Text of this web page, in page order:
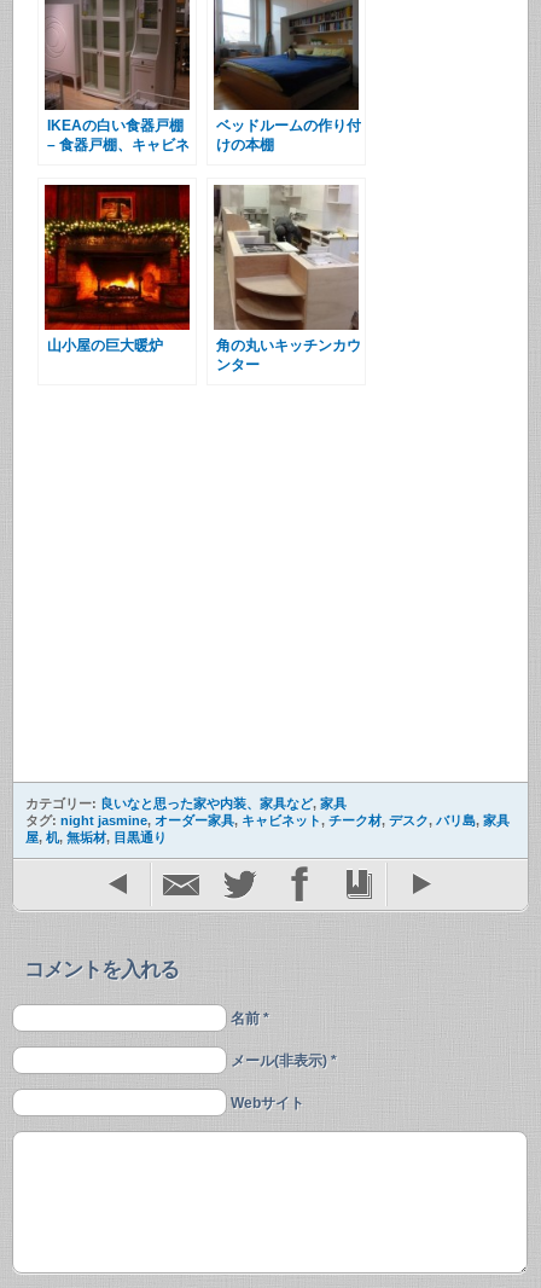
IKEAの白い食器戸棚
– 食器戸棚、キャビネ
ベッドルームの作り付
けの本棚
山小屋の巨大暖炉
角の丸いキッチンカウ
ンター
カテゴリー: 良いなと思った家や内装、家具など, 家具
タグ: night jasmine, オーダー家具, キャビネット, チーク材, デスク, バリ島, 家具
屋, 机, 無垢材, 目黒通り
コメントを入れる
名前 *
メール(非表示) *
Webサイト